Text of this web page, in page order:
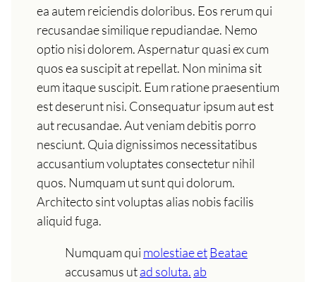
ea autem reiciendis doloribus. Eos rerum qui
recusandae similique repudiandae. Nemo
optio nisi dolorem. Aspernatur quasi ex cum
quos ea suscipit at repellat. Non minima sit
eum itaque suscipit. Eum ratione praesentium
est deserunt nisi. Consequatur ipsum aut est
aut recusandae. Aut veniam debitis porro
nesciunt. Quia dignissimos necessitatibus
accusantium voluptates consectetur nihil
quos. Numquam ut sunt qui dolorum.
Architecto sint voluptas alias nobis facilis
aliquid fuga.
Numquam qui molestiae etBeatae
accusamus utad soluta. ab